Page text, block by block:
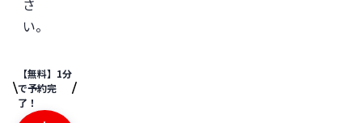
い。
【無料】1分
で予約完
了！